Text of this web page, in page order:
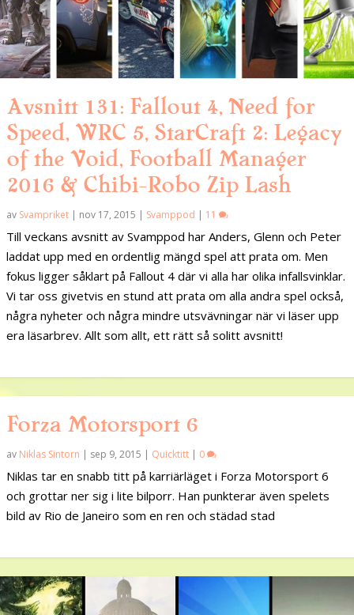
Avsnitt 131: Fallout 4, Need for
Speed, WRC 5, StarCraft 2: Legacy
of the Void, Football Manager
2016 & Chibi-Robo Zip Lash
av Svampriket | nov 17, 2015 | Svamppod | 11
Till veckans avsnitt av Svamppod har Anders, Glenn och Peter
laddat upp med en ordentlig mängd spel att prata om. Men
fokus ligger såklart på Fallout 4 där vi alla har olika infallsvinklar.
Vi tar oss givetvis en stund att prata om alla andra spel också,
några nyheter och några mindre utsvävningar när vi läser upp
era läsarbrev. Allt som allt, ett rätt så solitt avsnitt!
Forza Motorsport 6
av Niklas Sintorn | sep 9, 2015 | Quicktitt | 0
Niklas tar en snabb titt på karriärläget i Forza Motorsport 6
och grottar ner sig i lite bilporr. Han punkterar även spelets
bild av Rio de Janeiro som en ren och städad stad